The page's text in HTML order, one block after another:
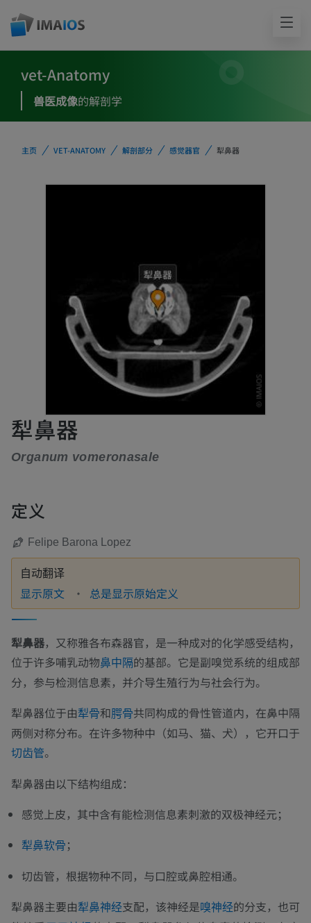
vet-Anatomy
兽医成像的解剖学
主页 VET-ANATOMY 解剖部分 感觉器官 犁鼻器
犁鼻器
Organum vomeronasale
定义
Felipe Barona Lopez
自动翻译
显示原文 总是显示原始定义
犁鼻器，又称雅各布森器官，是一种成对的化学感受结构，
位于许多哺乳动物鼻中隔的基部。它是副嗅觉系统的组成部
分，参与检测信息素，并介导生殖行为与社会行为。
犁鼻器位于由犁骨和腭骨共同构成的骨性管道内，在鼻中隔
两侧对称分布。在许多物种中（如马、猫、犬），它开口于
切齿管。
犁鼻器由以下结构组成：
感觉上皮，其中含有能检测信息素刺激的双极神经元；
犁鼻软骨；
切齿管，根据物种不同，与口腔或鼻腔相通。
犁鼻器主要由犁鼻神经支配，该神经是嗅神经的分支，也可